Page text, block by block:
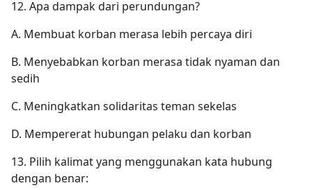
12. Apa dampak dari perundungan?
A. Membuat korban merasa lebih percaya diri
B. Menyebabkan korban merasa tidak nyaman dan
sedih
C. Meningkatkan solidaritas teman sekelas
D. Mempererat hubungan pelaku dan korban
13. Pilih kalimat yang menggunakan kata hubung
dengan benar: